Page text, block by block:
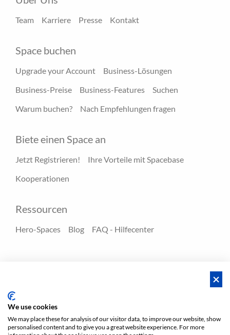
Team Karriere Presse Kontakt
Space buchen
Upgrade your Account
Business-Lösungen
Business-Preise
Business-Features
Suchen
Warum buchen?
Nach Empfehlungen fragen
Biete einen Space an
Jetzt Registrieren!
Ihre Vorteile mit Spacebase
Kooperationen
Ressourcen
Hero-Spaces Blog FAQ - Hilfecenter
We use cookies
We may place these for analysis of our visitor data, to improve our website, show
personalised content and to give you a great website experience. For more